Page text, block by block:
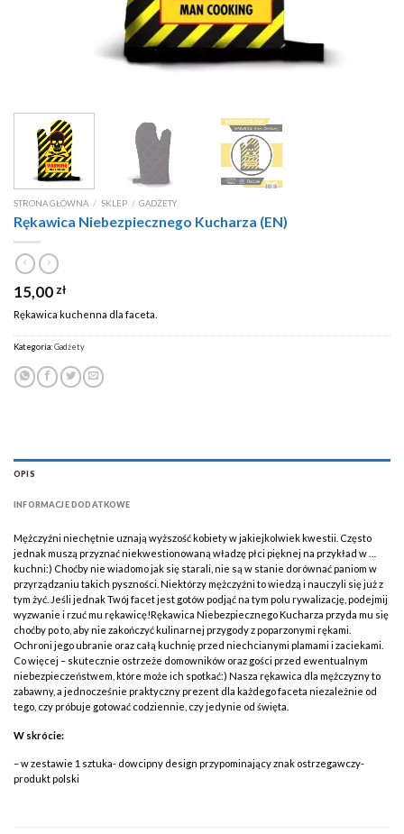
STRONA GŁÓWNA / SKLEP / GADŻETY
Rękawica Niebezpiecznego Kucharza (EN)
15,00 zł
Rękawica kuchenna dla faceta.
Kategoria:Gadżety
OPIS
INFORMACJE DODATKOWE
Mężczyźni niechętnie uznają wyższość kobiety w jakiejkolwiek kwestii. Często
jednak muszą przyznać niekwestionowaną władzę płci pięknej na przykład w …
kuchni:) Choćby nie wiadomo jak się starali, nie są w stanie dorównać paniom w
przyrządzaniu takich pyszności. Niektórzy mężczyźni to wiedzą i nauczyli się już z
tym żyć. Jeśli jednak Twój facet jest gotów podjąć na tym polu rywalizację, podejmij
wyzwanie i rzuć mu rękawicę!Rękawica Niebezpiecznego Kucharza przyda mu się
choćby po to, aby nie zakończyć kulinarnej przygody z poparzonymi rękami.
Ochroni jego ubranie oraz całą kuchnię przed niechcianymi plamami i zaciekami.
Co więcej – skutecznie ostrzeże domowników oraz gości przed ewentualnym
niebezpieczeństwem, które może ich spotkać:) Nasza rękawica dla mężczyzny to
zabawny, a jednocześnie praktyczny prezent dla każdego faceta niezależnie od
tego, czy próbuje gotować codziennie, czy jedynie od święta.
W skrócie:
– w zestawie 1 sztuka- dowcipny design przypominający znak ostrzegawczy-
produkt polski